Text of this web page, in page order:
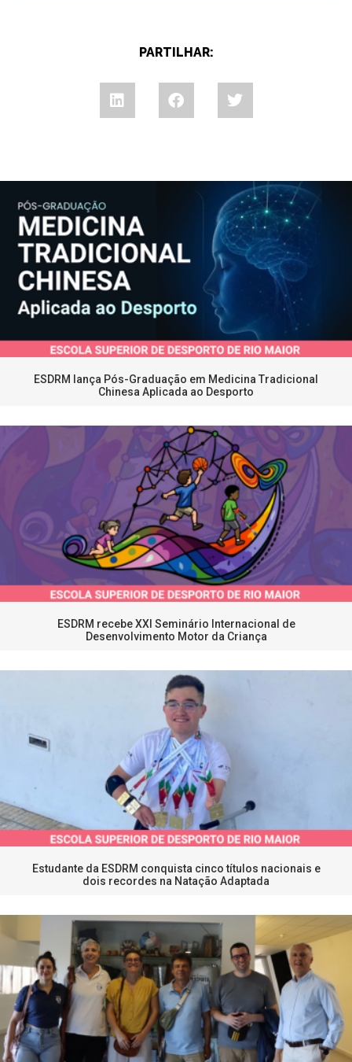
PARTILHAR:
ESDRM lança Pós-Graduação em Medicina Tradicional
Chinesa Aplicada ao Desporto
ESDRM recebe XXI Seminário Internacional de
Desenvolvimento Motor da Criança
Estudante da ESDRM conquista cinco títulos nacionais e
dois recordes na Natação Adaptada